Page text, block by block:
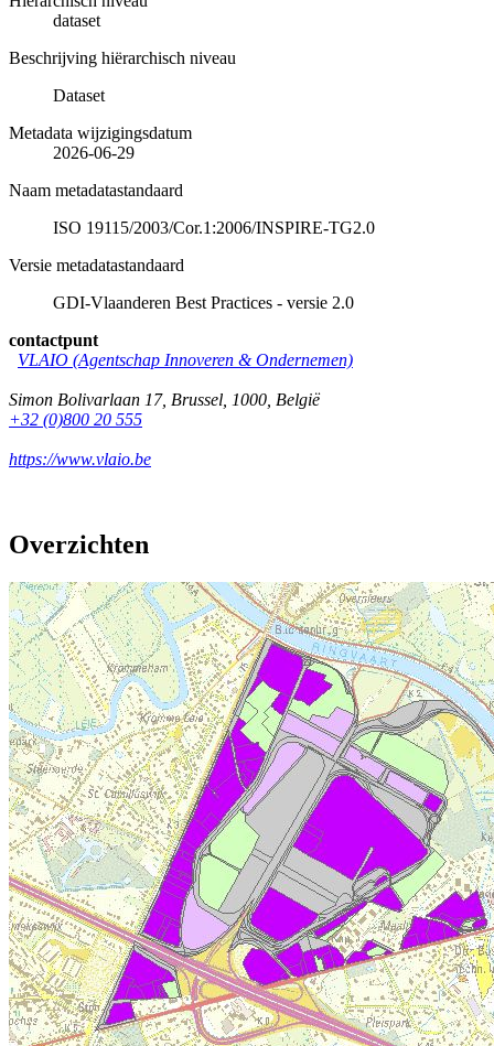
dataset
Beschrijving hiërarchisch niveau
Dataset
Metadata wijzigingsdatum
2026-06-29
Naam metadatastandaard
ISO 19115/2003/Cor.1:2006/INSPIRE-TG2.0
Versie metadatastandaard
GDI-Vlaanderen Best Practices - versie 2.0
contactpunt
VLAIO (Agentschap Innoveren & Ondernemen)
Simon Bolivarlaan 17, Brussel 1000 België
+32 (0)800 20 555
https://www.vlaio.be
Overzichten